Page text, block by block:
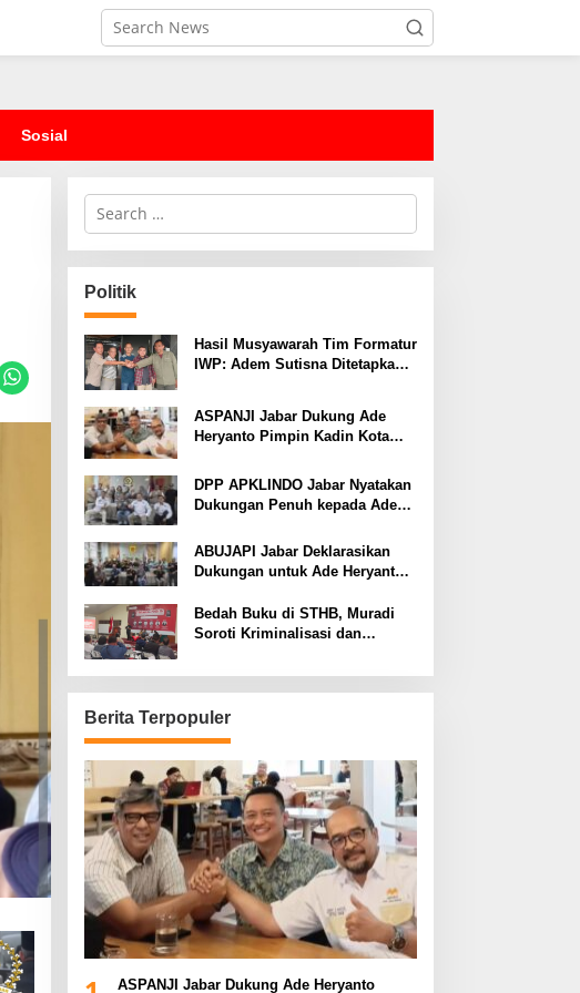
Sosial
S
r
c
h
f
o
r
:
Politik
Hasil Musyawarah Tim Formatur
IWP: Adem Sutisna Ditetapkan
ASPANJI Jabar Dukung Ade
Heryanto Pimpin Kadin Kota
DPP APKLINDO Jabar Nyatakan
Dukungan Penuh kepada Ade
Bandung
ABUJAPI Jabar Deklarasikan
Dukungan untuk Ade Heryanto
Bedah Buku di STHB, Muradi
Soroti Kriminalisasi dan
Penegakan Hukum
Berita Terpopuler
ASPANJI Jabar Dukung Ade Heryanto